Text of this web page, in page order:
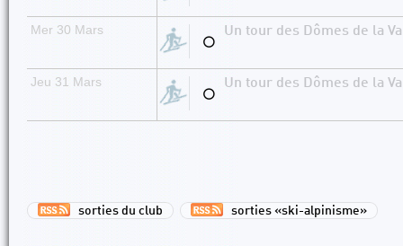
Mer 30 Mars
⚪
Un tour des Dômes de la
Jeu 31 Mars
⚪
Un tour des Dômes de la
sorties du club sorties «ski-alpinisme»